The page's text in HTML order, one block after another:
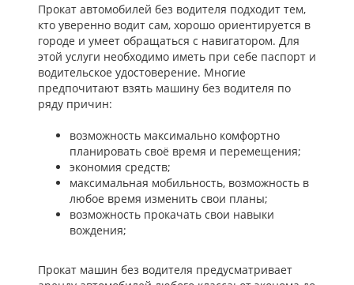
Прокат автомобилей без водителя подходит тем,
кто уверенно водит сам, хорошо ориентируется в
городе и умеет обращаться с навигатором. Для
этой услуги необходимо иметь при себе паспорт и
водительское удостоверение. Многие
предпочитают взять машину без водителя по
ряду причин:
возможность максимально комфортно
планировать своё время и перемещения;
экономия средств;
максимальная мобильность, возможность в
любое время изменить свои планы;
возможность прокачать свои навыки
вождения;
Прокат машин без водителя предусматривает